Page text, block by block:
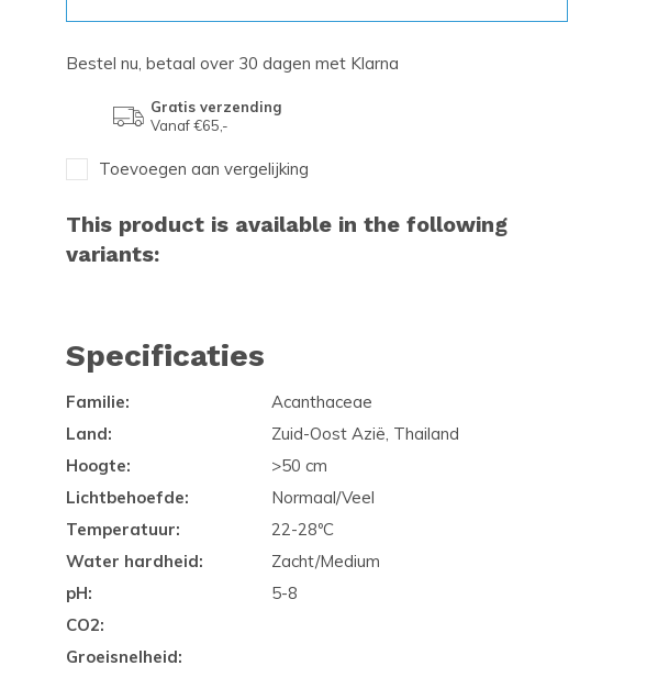
Bestel nu, betaal over 30 dagen met Klarna
Gratis verzending
Vanaf €65,-
Toevoegen aan vergelijking
This product is available in the following
variants:
Specificaties
Familie:
Acanthaceae
Land:
Zuid-Oost Azië, Thailand
Hoogte:
>50 cm
Lichtbehoefde:
Normaal/Veel
Temperatuur:
22-28ºC
Water hardheid:
Zacht/Medium
pH:
5-8
CO2:
Groeisnelheid: